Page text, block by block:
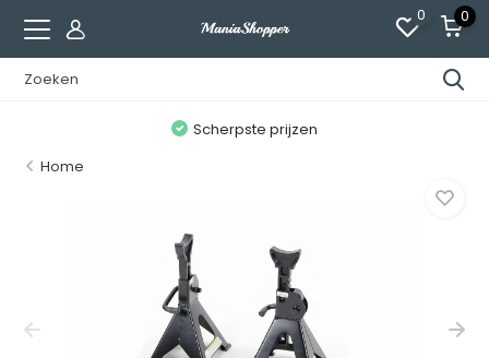
0 0
Scherpste prijzen
Home